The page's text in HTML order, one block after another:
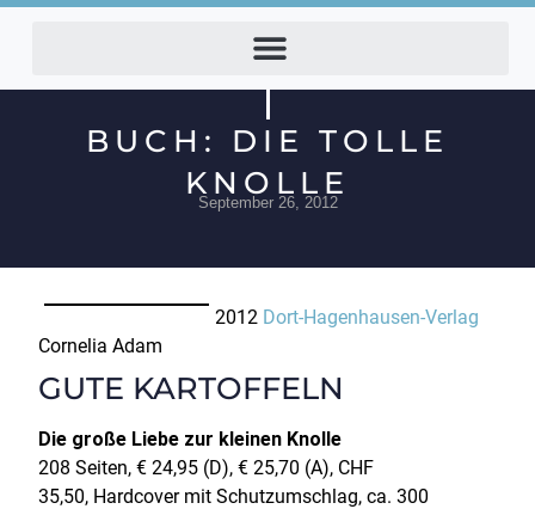
BUCH: DIE TOLLE
KNOLLE
September 26, 2012
2012 Dort-Hagenhausen-Verlag
Cornelia Adam
GUTE KARTOFFELN
Die große Liebe zur kleinen Knolle
208 Seiten, € 24,95 (D), € 25,70 (A), CHF
35,50, Hardcover mit Schutzumschlag, ca. 300